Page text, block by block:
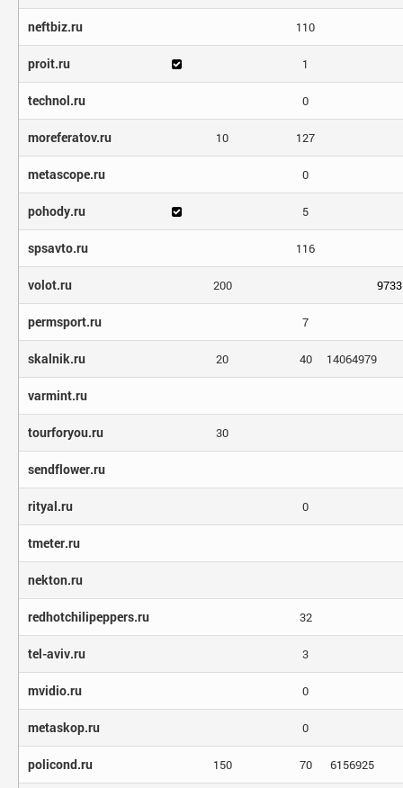
neftbiz.ru 110
proit.ru 1
technol.ru 0
moreferatov.ru 10 127
metascope.ru 0
pohody.ru 5
spsavto.ru 116
volot.ru 200 9733
permsport.ru 7
skalnik.ru 20 40 14064979
varmint.ru
tourforyou.ru 30
sendflower.ru
rityal.ru 0
tmeter.ru
nekton.ru
redhotchilipeppers.ru 32
tel-aviv.ru 3
mvidio.ru 0
metaskop.ru 0
policond.ru 150 70 6156925